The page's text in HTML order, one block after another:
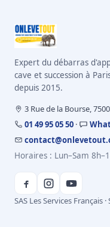
Expert du débarras
cave et succession à
depuis 2015.
3 Rue de la Bourse,
01 49 95 05 50 ·
Horaires : Lun–Sam
SAS Les Services Français